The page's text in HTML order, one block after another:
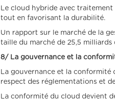
Le cloud hybride avec
tout en favorisant la durabilité.
Un rapport sur le marché de la
taille du marché de 25,5 milliards
8/ La gouvernance et la
La gouvernance et la conformité
respect des réglementations et
La conformité du cloud devient